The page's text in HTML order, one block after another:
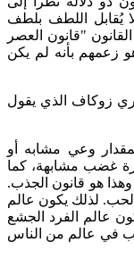
يُقابل اللطف بلطف
"قانون العصر
زعمهم بأنه لم يكن
زوكاف الذي يقول
وعي مشابه أو
غضب مشابهة، كما
هو قانون الجذب.
لذلك يكون عالم
عالم الفرد الجشع
في عالم من الناس